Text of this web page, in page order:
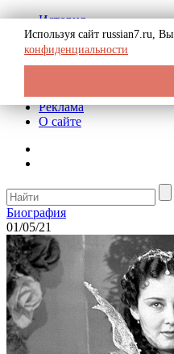
История
Биография
Криминал
СССР
Реклама
О сайте
Биография
01/05/21
Используя сайт russian7.ru,
конфиденциальности